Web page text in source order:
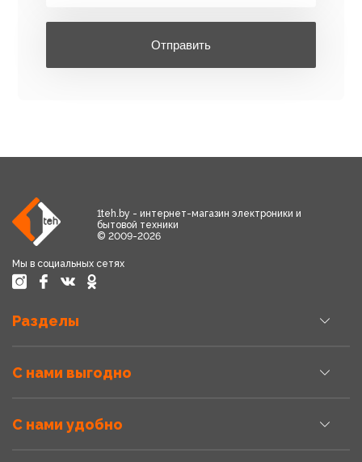
Отправить
1teh.by - интернет-магазин электроники и
бытовой техники
© 2009-2026
Мы в социальных сетях
Разделы
С нами выгодно
С нами удобно